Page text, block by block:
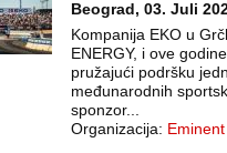
Beograd, 03. Juli
Kompanija EKO u
ENERGY, i ove
pružajući podršku
međunarodnih
sponzor...
Organizacija: